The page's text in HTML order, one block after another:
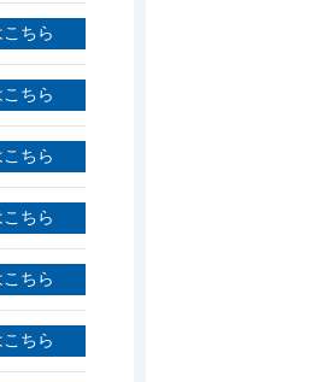
ちら
ちら
ちら
ちら
ちら
ちら